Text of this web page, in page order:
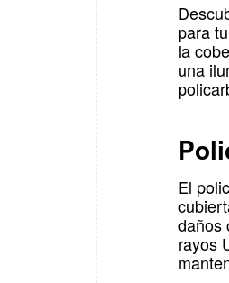
para
la
una
El
daños
rayos